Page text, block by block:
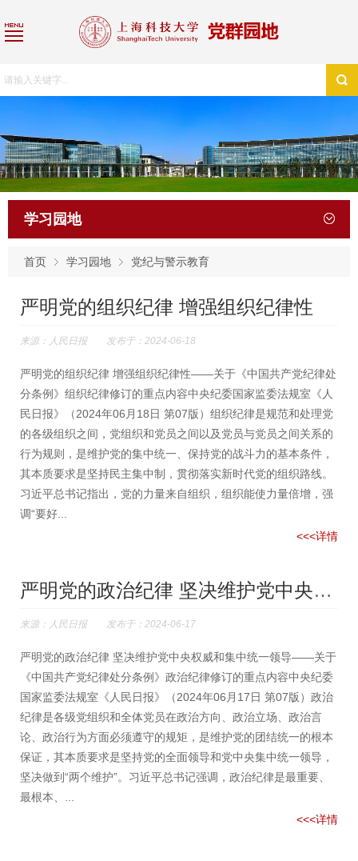
学习园地
首页 学习园地 党纪与警示教育
严明党的组织纪律 增强组织纪律性
来源：人民日报 发布于：2024-06-18
严明党的组织纪律 增强组织纪律性——关于《中国共产党纪律处
分条例》组织纪律修订的重点内容中央纪委国家监委法规室《人
民日报》（2024年06月18日 第07版）组织纪律是规范和处理党
的各级组织之间，党组织和党员之间以及党员与党员之间关系的
行为规则，是维护党的集中统一、保持党的战斗力的基本条件，
其本质要求是坚持民主集中制，贯彻落实新时代党的组织路线。
习近平总书记指出，党的力量来自组织，组织能使力量倍增，强
调“要好...
<<<详情
严明党的政治纪律 坚决维护党中央权威和集中统一领导
来源：人民日报 发布于：2024-06-17
严明党的政治纪律 坚决维护党中央权威和集中统一领导——关于
《中国共产党纪律处分条例》政治纪律修订的重点内容中央纪委
国家监委法规室《人民日报》（2024年06月17日 第07版）政治
纪律是各级党组织和全体党员在政治方向、政治立场、政治言
论、政治行为方面必须遵守的规矩，是维护党的团结统一的根本
保证，其本质要求是坚持党的全面领导和党中央集中统一领导，
坚决做到“两个维护”。习近平总书记强调，政治纪律是最重要、
最根本、...
<<<详情